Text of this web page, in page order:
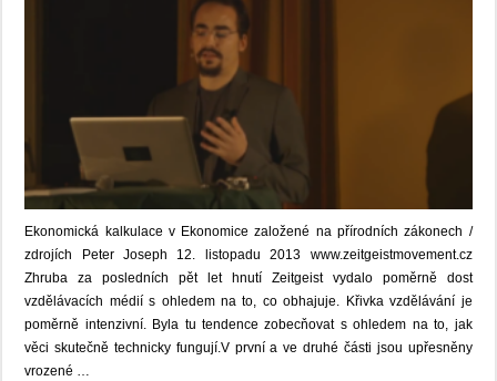
Ekonomická kalkulace v Ekonomice založené na přírodních zákonech /
zdrojích Peter Joseph 12. listopadu 2013 www.zeitgeistmovement.cz
Zhruba za posledních pět let hnutí Zeitgeist vydalo poměrně dost
vzdělávacích médií s ohledem na to, co obhajuje. Křivka vzdělávání je
poměrně intenzivní. Byla tu tendence zobecňovat s ohledem na to, jak
věci skutečně technicky fungují.V první a ve druhé části jsou upřesněny
vrozené …